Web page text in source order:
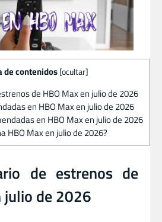
de contenidos [ocultar]
de HBO Max en julio de 2026
en HBO Max en julio de 2026
en HBO Max en julio de 2026
HBO Max en julio de 2026?
de estrenos de
julio de 2026